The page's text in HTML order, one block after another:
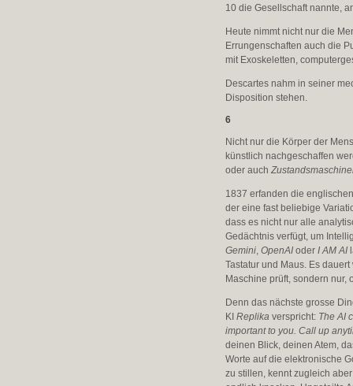
10 die Gesellschaft nannte,
Heute nimmt nicht nur die
Errungenschaften auch die
mit Exoskeletten,
Descartes nahm in seiner
Disposition stehen.
6
Nicht nur die Körper der
künstlich nachgeschaffen
oder auch
1837 erfanden die
der eine fast beliebige
dass es nicht nur alle
Gedächtnis verfügt, um
Gemini,OpenAI oderI AM AI
Tastatur und Maus. Es
Maschine prüft, sondern
Denn das nächste grosse
KIReplika verspricht: The AI
important to you. Call up
deinen Blick, deinen Atem,
Worte auf die elektronische
zu stillen, kennt zugleich